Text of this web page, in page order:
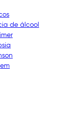
de álcool